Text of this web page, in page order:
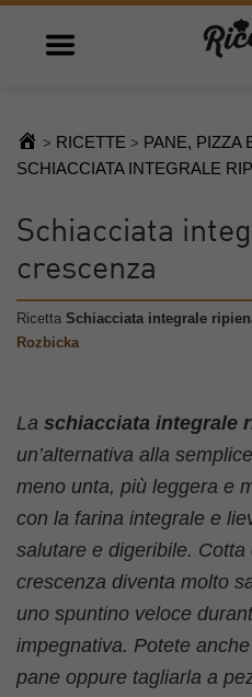
Open main menu
> RICETTE > PANE, PIZZA
SCHIACCIATA INTEGRALE
Schiacciata
crescenza
Ricetta Schiacciata integrale
Rozbicka
La schiacciata integrale
un’alternativa alla
meno unta, più leggera e
con la farina integrale e
salutare e digeribile.
crescenza diventa molto
uno spuntino veloce
impegnativa. Potete
pane oppure tagliarla a